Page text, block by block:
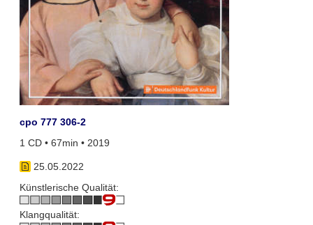
cpo 777 306-2
1 CD • 67min • 2019
25.05.2022
Künstlerische Qualität:
Klangqualität: